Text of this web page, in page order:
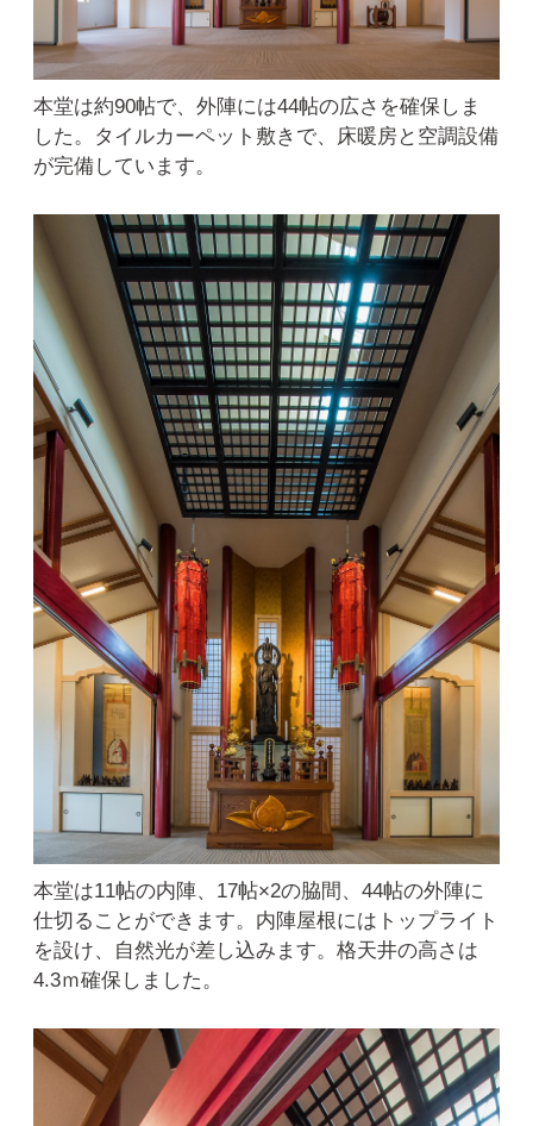
本堂は約90帖で、外陣には44帖の広さを確保しま
した。タイルカーペット敷きで、床暖房と空調設備
が完備しています。
本堂は11帖の内陣、17帖×2の脇間、44帖の外陣に
仕切ることができます。内陣屋根にはトップライト
を設け、自然光が差し込みます。格天井の高さは
4.3ｍ確保しました。